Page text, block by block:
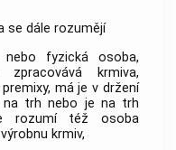
se dále rozumějí
nebo fyzická osoba,
krmiva,
má je v držení
na trh nebo je na trh
rozumí též osoba
krmiv,